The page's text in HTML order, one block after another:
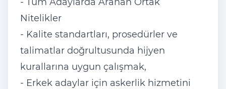
Nitelikler
- Kalite standartları, prosedürler ve
talimatlar doğrultusunda hijyen
kurallarına uygun çalışmak,
- Erkek adaylar için askerlik hizmetini